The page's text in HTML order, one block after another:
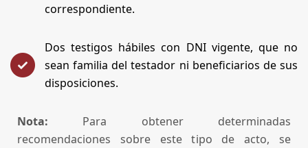
correspondiente.
Dos testigos hábiles con DNI vigente, que no
sean familia del testador ni beneficiarios de sus
disposiciones.
Nota: Para obtener determinadas
recomendaciones sobre este tipo de acto, se